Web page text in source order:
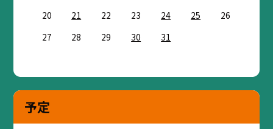
20
21 22 23 24 25
26
27
28 29 30 31
予定